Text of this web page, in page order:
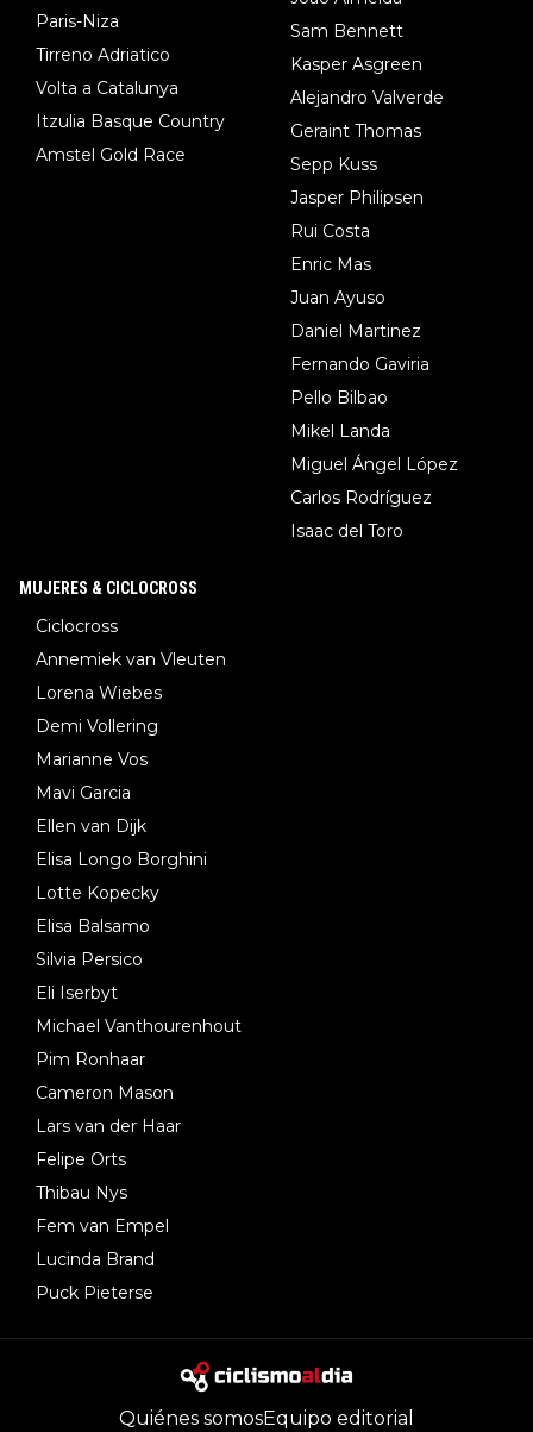
Paris-Niza
Tirreno Adriatico
Volta a Catalunya
Itzulia Basque Country
Amstel Gold Race
Sam Bennett
Kasper Asgreen
Alejandro Valverde
Geraint Thomas
Sepp Kuss
Jasper Philipsen
Rui Costa
Enric Mas
Juan Ayuso
Daniel Martinez
Fernando Gaviria
Pello Bilbao
Mikel Landa
Miguel Ángel López
Carlos Rodríguez
Isaac del Toro
MUJERES & CICLOCROSS
Ciclocross
Annemiek van Vleuten
Lorena Wiebes
Demi Vollering
Marianne Vos
Mavi Garcia
Ellen van Dijk
Elisa Longo Borghini
Lotte Kopecky
Elisa Balsamo
Silvia Persico
Eli Iserbyt
Michael Vanthourenhout
Pim Ronhaar
Cameron Mason
Lars van der Haar
Felipe Orts
Thibau Nys
Fem van Empel
Lucinda Brand
Puck Pieterse
Quiénes somosEquipo editorial